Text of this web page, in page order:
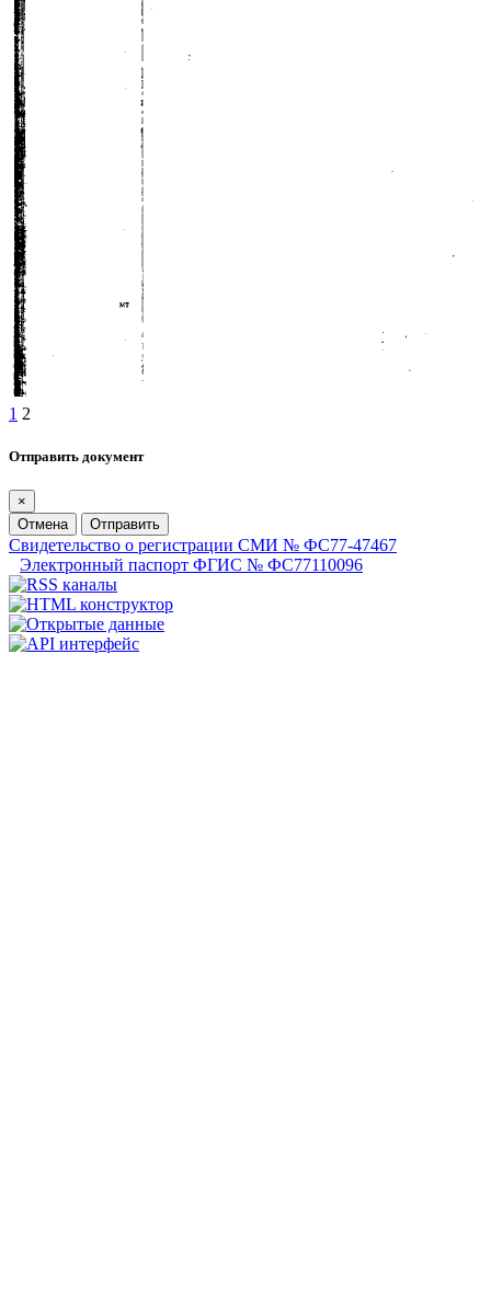
1 2
Отправить документ
×
Отмена
Отправить
Свидетельство о регистрации СМИ № ФС77-47467
Электронный паспорт ФГИС № ФС77110096